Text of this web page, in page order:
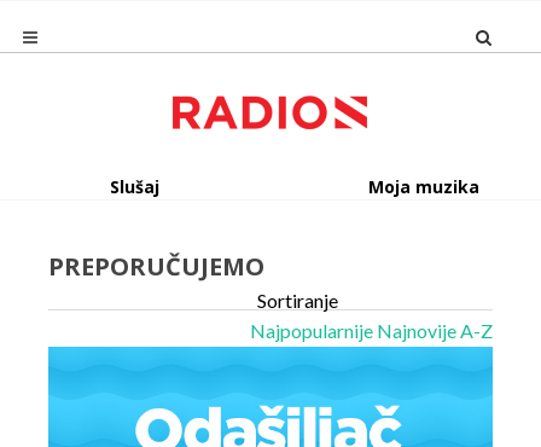
Slušaj Moja muzika
PREPORUČUJEMO
Sortiranje
Najpopularnije NajnovijeA-Z